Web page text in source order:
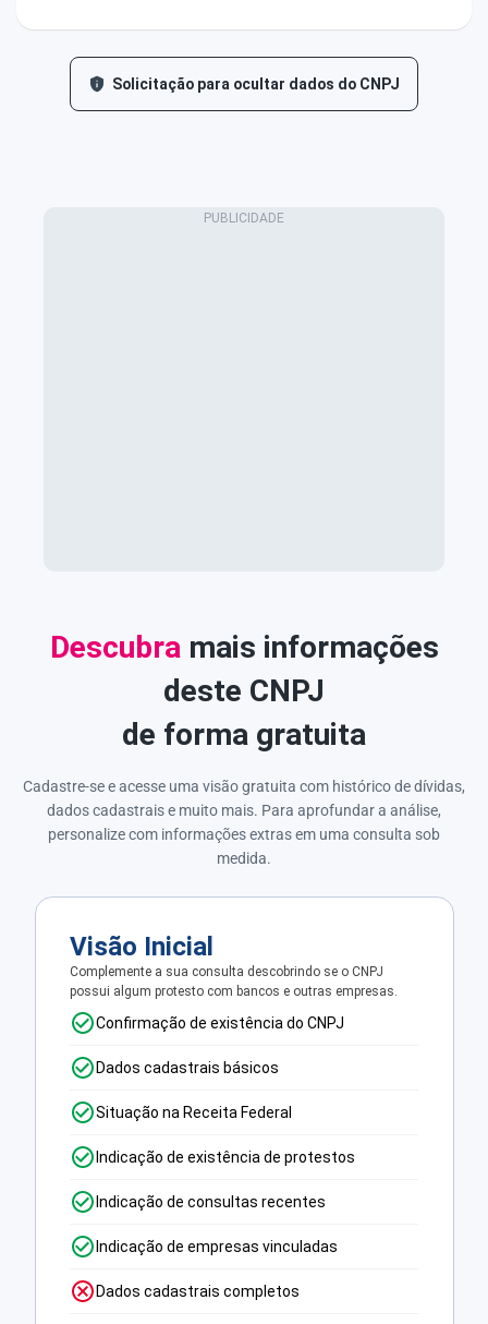
Solicitação para ocultar dados do CNPJ
Descubra mais informações
deste CNPJ
de forma gratuita
Cadastre-se e acesse uma visão gratuita com histórico de dívidas,
dados cadastrais e muito mais. Para aprofundar a análise,
personalize com informações extras em uma consulta sob
medida.
Visão Inicial
Complemente a sua consulta descobrindo se o CNPJ
possui algum protesto com bancos e outras empresas.
Confirmação de existência do CNPJ
Dados cadastrais básicos
Situação na Receita Federal
Indicação de existência de protestos
Indicação de consultas recentes
Indicação de empresas vinculadas
Dados cadastrais completos